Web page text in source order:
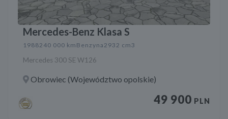
Mercedes-Benz Klasa S
1988240 000 km Benzyna2932 cm3
Mercedes 300 SE W126
Obrowiec (Województwo opolskie)
49 900 PLN